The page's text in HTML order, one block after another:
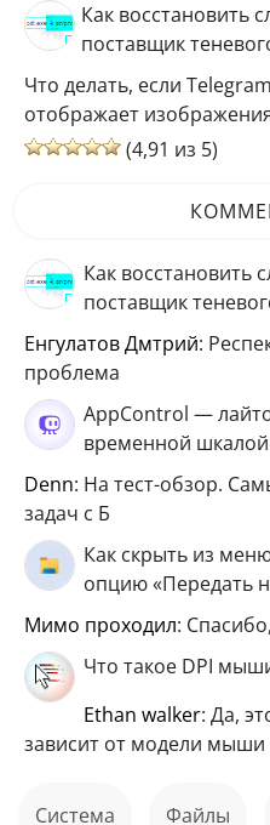
Как восстановить
поставщик
Что делать, если
отображает
(4,91 из 5)
Как восстановить
поставщик
Енгулатов Дмтрий:
проблема
AppControl —
временной
Denn: На тест-обзор.
задач с Б
Как скрыть из
опцию «Передать
мимо проходил:
Что такое DPI
ethan walker: Да,
зависит от модели мыши
Система файлы